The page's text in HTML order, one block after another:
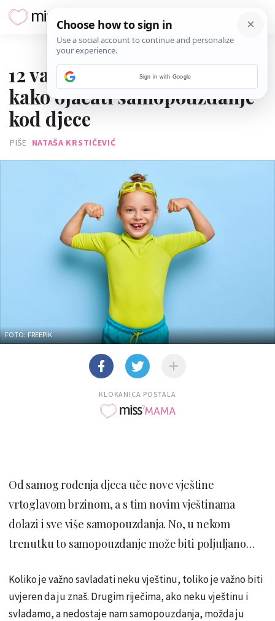
12 važnih i korisnih načina
kako ojačati samopouzdanje
kod djece
PIŠE NATAŠA KRSTIČEVIĆ
FOTO: FREEPIK
KLOKANICA POSTALA
Od samog rođenja djeca uče nove vještine
vrtoglavom brzinom, a s tim novim vještinama
dolazi i sve više samopouzdanja. No, u nekom
trenutku to samopouzdanje može biti poljuljano…
Koliko je važno savladati neku vještinu, toliko je važno biti
uvjeren da ju znaš. Drugim riječima, ako neku vještinu i
svladamo, a nedostaje nam samopouzdanja, možda ju
Sign in with Google